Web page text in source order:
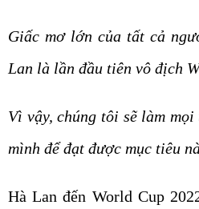
Giấc mơ lớn của tất cả
Lan là lần đầu tiên vô địch
Vì vậy, chúng tôi sẽ làm
mình để đạt được mục tiêu
Hà Lan đến World Cup